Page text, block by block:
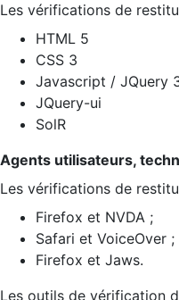
Les vérifications de
HTML 5
CSS 3
Javascript / JQuery
JQuery-ui
SolR
Agents utilisateurs,
Les vérifications de
Firefox et NVDA ;
Safari et VoiceOver ;
Firefox et Jaws.
Les outils de vérification